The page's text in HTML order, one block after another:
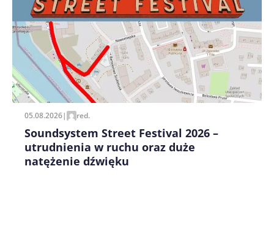
Zapamiętaj moje dane w tej przeglądarce podczas
pisania kolejnych komentarzy.
05.08.2026| red.
Soundsystem Street Festival 2026 –
utrudnienia w ruchu oraz duże
natężenie dźwięku